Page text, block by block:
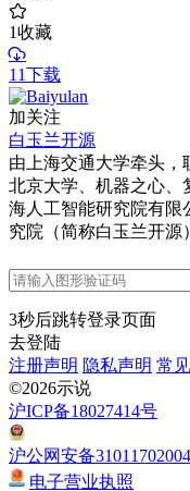
1收藏
11下载
加关注
白玉兰开源
由上海交通大学牵头，
北京大学、机器之心、
海人工智能研究院有限
究院（简称白玉兰开源）
3秒后跳转登录页面
去登陆
注册声明 隐私声明 常
©2026示说
沪ICP备18027414号
沪公网安备
电子营业执照